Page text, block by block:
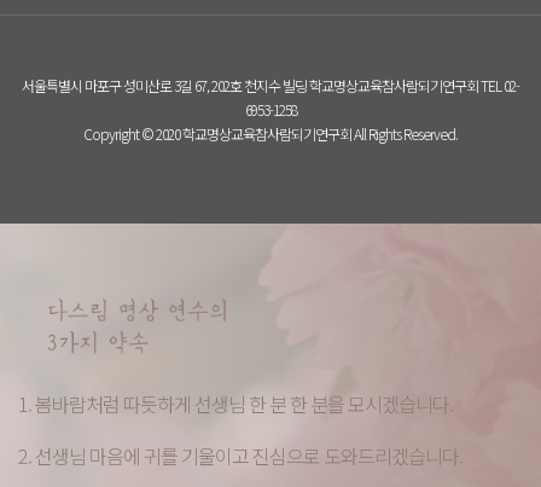
서울특별시 마포구 성미산로 3길 67, 202호 천지수 빌딩 학교명상교육참사람되기연구회 TEL 02-
6953-1258
Copyright © 2020 학교명상교육참사람되기연구회 All Rights Reserved.
1. 봄바람처럼 따듯하게 선생님 한 분 한 분을 모시겠습니다.
2. 선생님 마음에 귀를 기울이고 진심으로 도와드리겠습니다.